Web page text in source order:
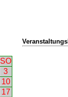
SO
3
10
17